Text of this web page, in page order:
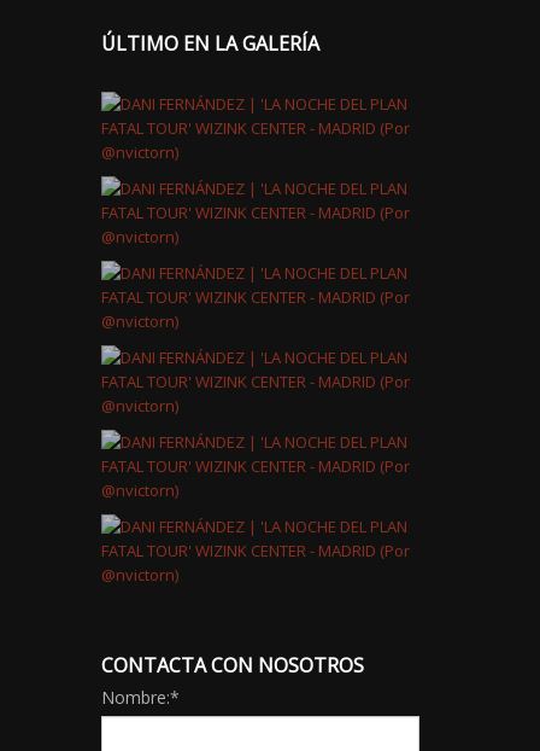
ÚLTIMO EN LA GALERÍA
CONTACTA CON NOSOTROS
Nombre:*